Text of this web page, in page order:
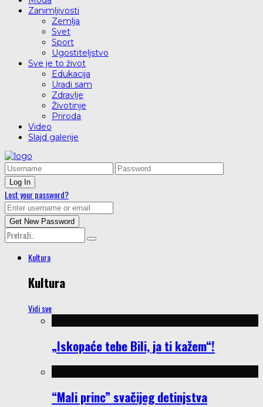
Zanimljivosti
Zemlja
Svet
Sport
Ugostiteljstvo
Sve je to život
Edukacija
Uradi sam
Zdravlje
Životinje
Priroda
Video
Slajd galerije
Lost your password?
Kultura
Kultura
Vidi sve
„Iskopaće tebe Bili, ja ti kažem“!
“Mali princ” svačijeg detinjstva